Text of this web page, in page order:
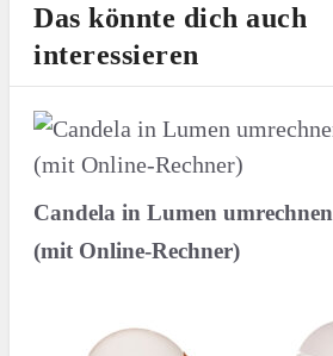
Das könnte dich auch
interessieren
Candela in Lumen umrechnen
(mit Online-Rechner)